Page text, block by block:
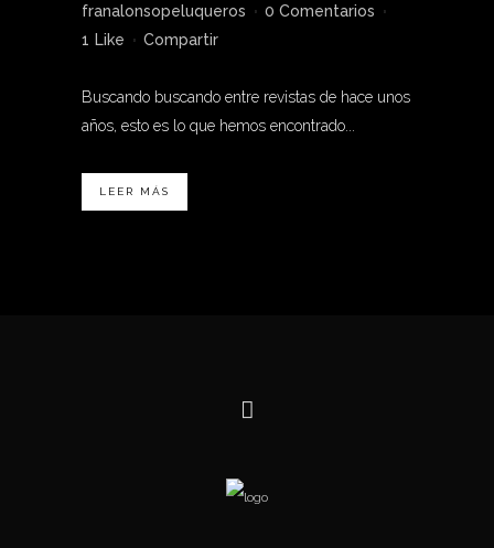
franalonsopeluqueros
0 Comentarios
1 Like Compartir
Buscando buscando entre revistas de hace unos
años, esto es lo que hemos encontrado...
LEER MÁS